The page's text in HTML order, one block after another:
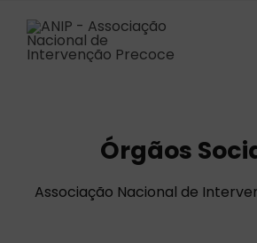
content
Órgãos
Associação Nacional de